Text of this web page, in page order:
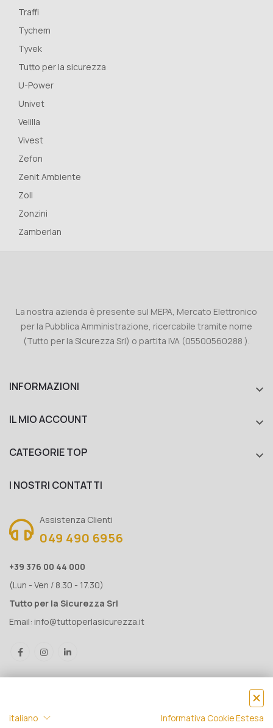
Traffi
Tychem
Tyvek
Tutto per la sicurezza
U-Power
Univet
Velilla
Vivest
Zefon
Zenit Ambiente
Zoll
Zonzini
Zamberlan
La nostra azienda è presente sul MEPA, Mercato Elettronico
per la Pubblica Amministrazione, ricercabile tramite nome
(Tutto per la Sicurezza Srl) o partita IVA (05500560288 ).
INFORMAZIONI 
IL MIO ACCOUNT 
CATEGORIE TOP 
I NOSTRI CONTATTI
Assistenza Clienti
049 490 6956
+39 376 00 44 000
(Lun - Ven / 8.30 - 17.30)
Tutto per la Sicurezza Srl
Email: info@tuttoperlasicurezza.it
italiano
Informativa Cookie Estesa